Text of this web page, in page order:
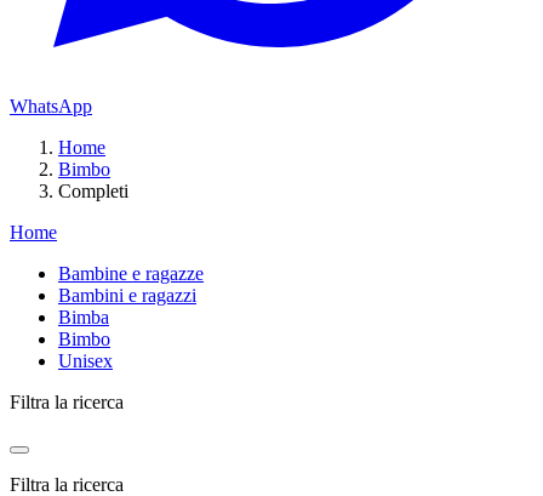
WhatsApp
Home
Bimbo
Completi
Home
Bambine e ragazze
Bambini e ragazzi
Bimba
Bimbo
Unisex
Filtra la ricerca
Filtra la ricerca